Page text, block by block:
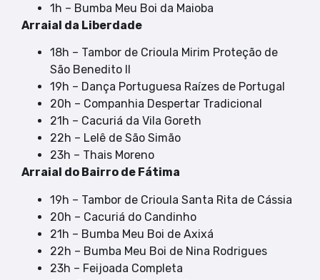
1h – Bumba Meu Boi da Maioba
Arraial da Liberdade
18h – Tambor de Crioula Mirim Proteção de
São Benedito II
19h – Dança Portuguesa Raízes de Portugal
20h – Companhia Despertar Tradicional
21h – Cacuriá da Vila Goreth
22h – Lelê de São Simão
23h – Thais Moreno
Arraial do Bairro de Fátima
19h – Tambor de Crioula Santa Rita de Cássia
20h – Cacuriá do Candinho
21h – Bumba Meu Boi de Axixá
22h – Bumba Meu Boi de Nina Rodrigues
23h – Feijoada Completa